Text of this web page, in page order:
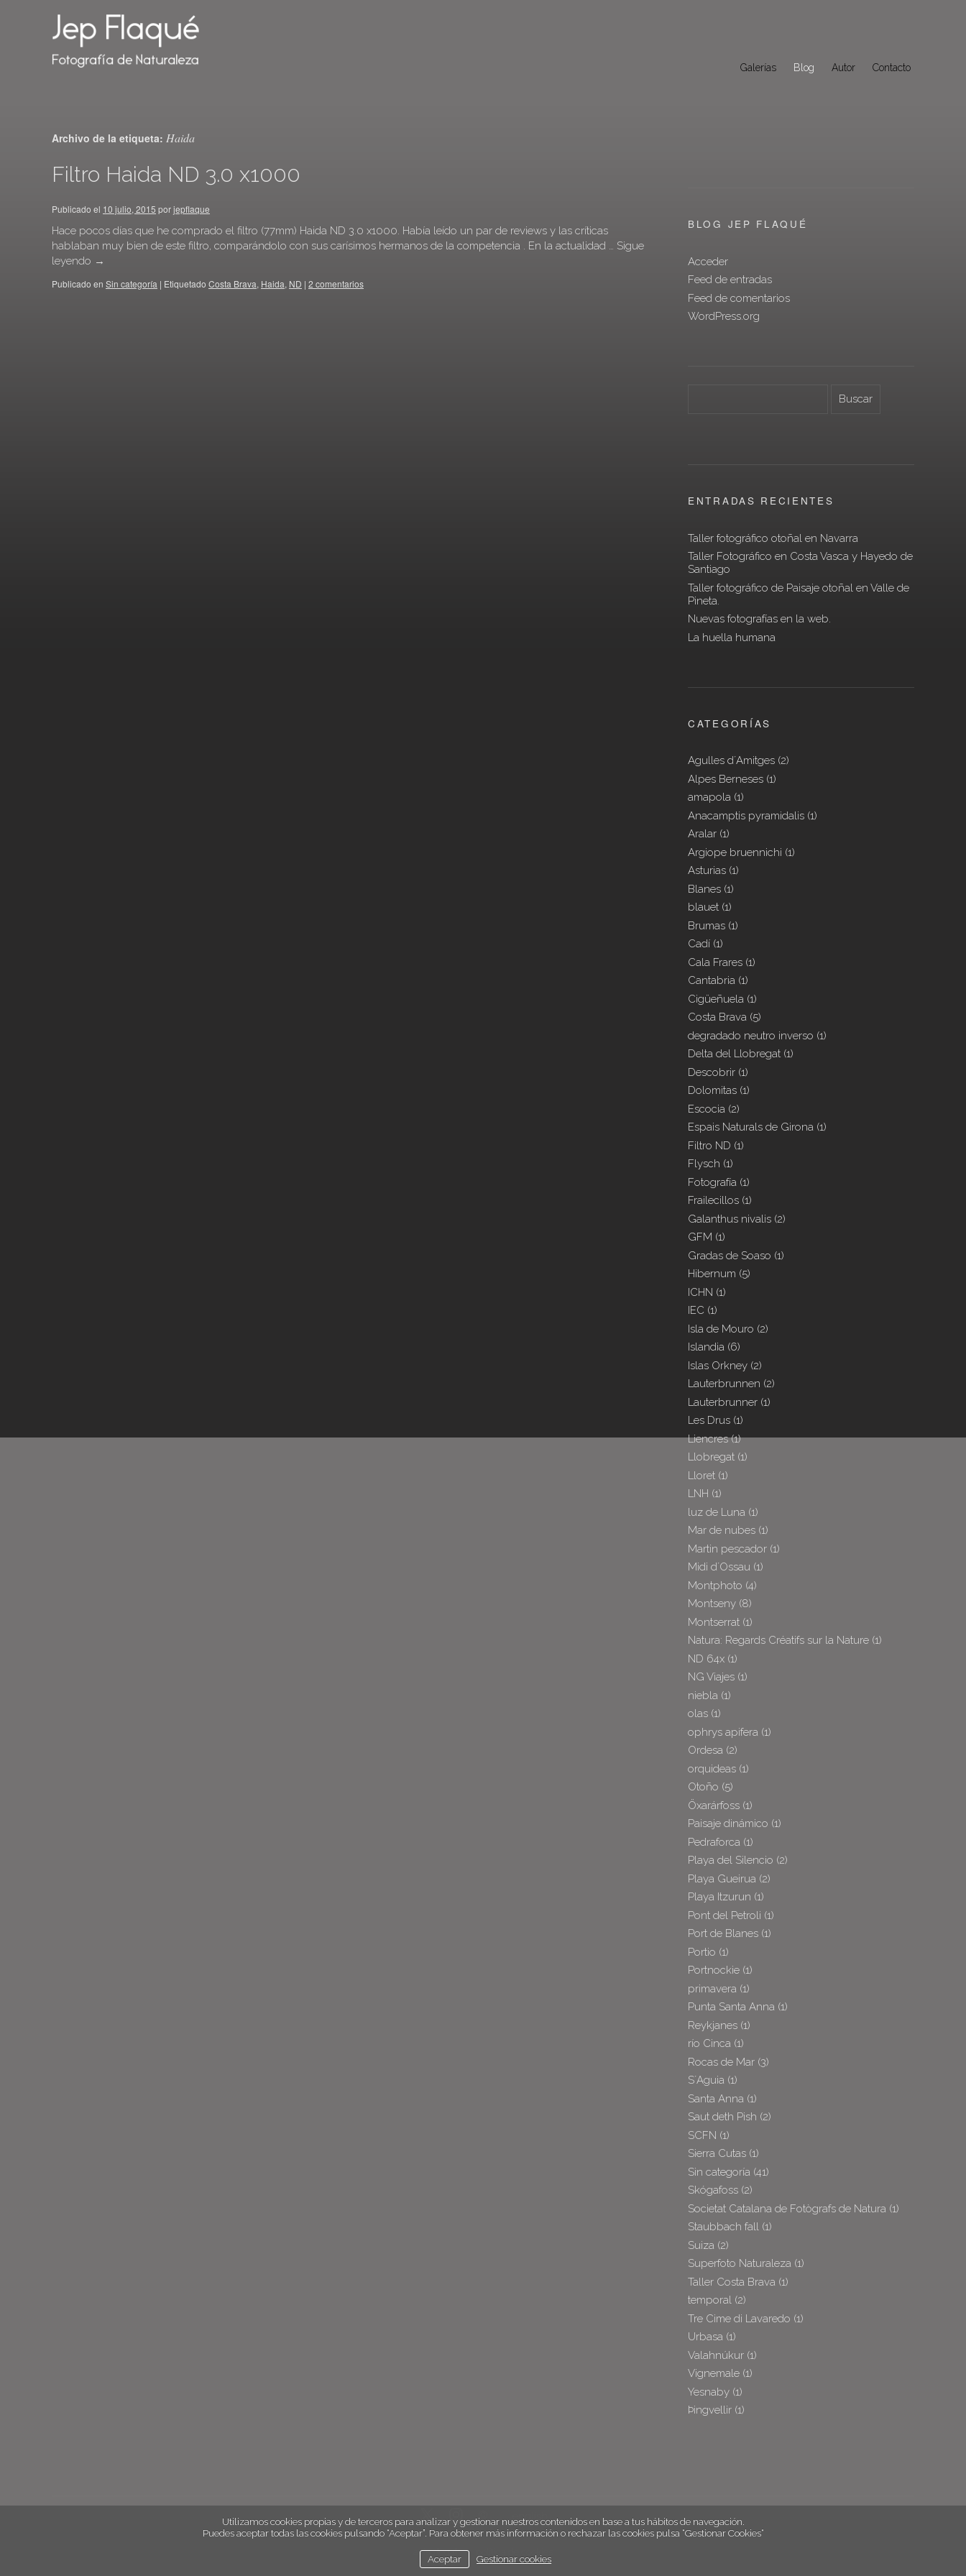
Galerías Blog Autor Contacto
Archivo de la etiqueta: Haida
Filtro Haida ND 3.0 x1000
Publicado el 10 julio, 2015 porjepflaque
Hace pocos días que he comprado el filtro (77mm) Haida ND 3.0 x1000. Había leído un par de reviews y las críticas
hablaban muy bien de este filtro, comparándolo con sus carísimos hermanos de la competencia . En la actualidad … Sigue
leyendo →
Publicado en Sin categoría | Etiquetado Costa Brava, Haida, ND | 2 comentarios
BLOG JEP FLAQUÉ
Acceder
Feed de entradas
Feed de comentarios
WordPress.org
ENTRADAS RECIENTES
Taller fotográfico otoñal en Navarra
Taller Fotográfico en Costa Vasca y Hayedo de
Santiago
Taller fotográfico de Paisaje otoñal en Valle de
Pineta.
Nuevas fotografías en la web.
La huella humana
CATEGORÍAS
Agulles d´Amitges (2)
Alpes Berneses (1)
amapola (1)
Anacamptis pyramidalis (1)
Aralar (1)
Argiope bruennichi (1)
Asturias (1)
Blanes (1)
blauet (1)
Brumas (1)
Cadí (1)
Cala Frares (1)
Cantabria (1)
Cigüeñuela (1)
Costa Brava (5)
degradado neutro inverso (1)
Delta del Llobregat (1)
Descobrir (1)
Dolomitas (1)
Escocia (2)
Espais Naturals de Girona (1)
Filtro ND (1)
Flysch (1)
Fotografía (1)
Frailecillos (1)
Galanthus nivalis (2)
GFM (1)
Gradas de Soaso (1)
Hibernum (5)
ICHN (1)
IEC (1)
Isla de Mouro (2)
Islandia (6)
Islas Orkney (2)
Lauterbrunnen (2)
Lauterbrunner (1)
Les Drus (1)
Liencres(1)
Llobregat (1)
Lloret (1)
LNH (1)
luz de Luna (1)
Mar de nubes (1)
Martin pescador (1)
Midi d´Ossau (1)
Montphoto (4)
Montseny (8)
Montserrat (1)
Natura: Regards Créatifs sur la Nature (1)
ND 64x (1)
NG Viajes (1)
niebla (1)
olas (1)
ophrys apifera (1)
Ordesa (2)
orquideas (1)
Otoño (5)
Öxarárfoss (1)
Paisaje dinámico (1)
Pedraforca (1)
Playa del Silencio (2)
Playa Gueirua (2)
Playa Itzurun (1)
Pont del Petroli (1)
Port de Blanes (1)
Portio (1)
Portnockie (1)
primavera (1)
Punta Santa Anna (1)
Reykjanes (1)
río Cinca (1)
Rocas de Mar (3)
S´Aguia (1)
Santa Anna (1)
Saut deth Pish (2)
SCFN (1)
Sierra Cutas (1)
Sin categoría (41)
Skógafoss (2)
Societat Catalana de Fotògrafs de Natura (1)
Staubbach fall (1)
Suiza (2)
Superfoto Naturaleza (1)
Taller Costa Brava (1)
temporal (2)
Tre Cime di Lavaredo (1)
Urbasa (1)
Valahnúkur (1)
Vignemale (1)
Yesnaby (1)
Þingvellir (1)
english
aviso legal política de cookies
Utilizamos cookies propias y de terceros para analizar y gestionar nuestros contenidos en base a tus hábitos de navegación.
Puedes aceptar todas las cookies pulsando “Aceptar”. Para obtener más información o rechazar las cookies pulsa “Gestionar Cookies“
Aceptar Gestionar cookies